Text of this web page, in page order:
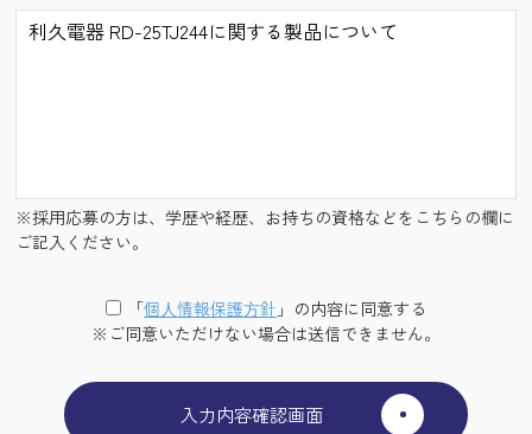
※採用応募の方は、学歴や経歴、お持ちの資格などをこちらの欄に
ご記入ください。
「個⼈情報保護⽅針 」の内容に同意する
※ご同意いただけない場合は送信できません。